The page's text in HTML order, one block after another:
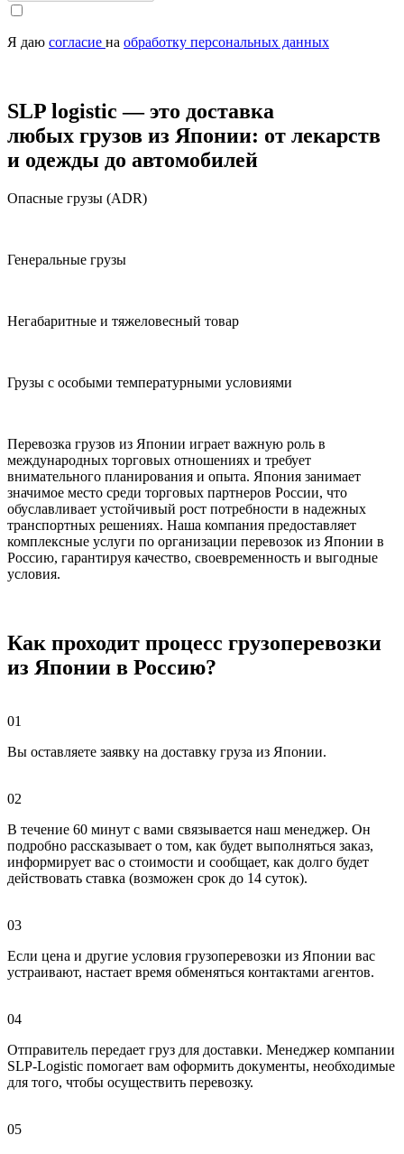
Я даю согласие на обработку персональных данных
SLP logistic — это доставка
любых грузов из Японии: от лекарств
и одежды до автомобилей
Опасные грузы (ADR)
Генеральные грузы
Негабаритные и тяжеловесный товар
Грузы с особыми температурными условиями
Перевозка грузов из Японии играет важную роль в
международных торговых отношениях и требует
внимательного планирования и опыта. Япония занимает
значимое место среди торговых партнеров России, что
обуславливает устойчивый рост потребности в надежных
транспортных решениях. Наша компания предоставляет
комплексные услуги по организации перевозок из Японии в
Россию, гарантируя качество, своевременность и выгодные
условия.
Как проходит процесс грузоперевозки
из Японии в Россию?
01
Вы оставляете заявку на доставку груза из Японии.
02
В течение 60 минут с вами связывается наш менеджер. Он
подробно рассказывает о том, как будет выполняться заказ,
информирует вас о стоимости и сообщает, как долго будет
действовать ставка (возможен срок до 14 суток).
03
Если цена и другие условия грузоперевозки из Японии вас
устраивают, настает время обменяться контактами агентов.
04
Отправитель передает груз для доставки. Менеджер компании
SLP-Logistic помогает вам оформить документы, необходимые
для того, чтобы осуществить перевозку.
05